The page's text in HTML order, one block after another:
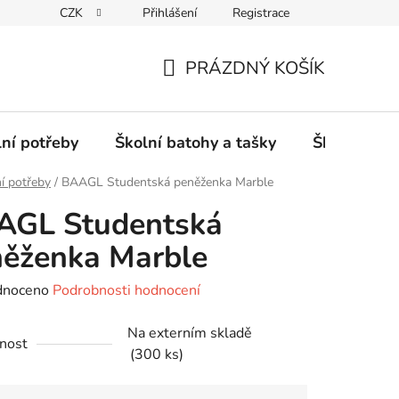
CZK Přihlášení Registrace
KOŠÍK
PRÁZDNÝ KOŠÍK
potřeby Školní batohy a tašky Školní sety
potřeby / BAAGL Studentská peněženka Marble
Studentská
Marble
Podrobnosti hodnocení
Na externím skladě
(300 ks)